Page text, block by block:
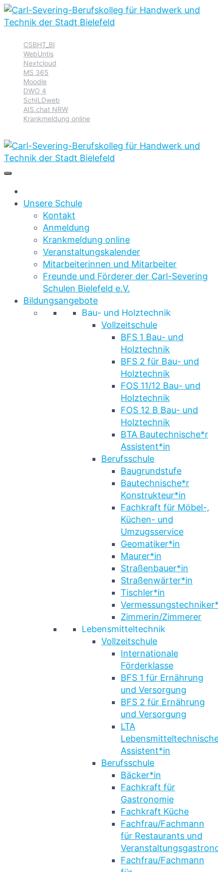
Hauptnavigation
springen
Inhalt
springen
Footer
springen
CSBHT_BI
WebUntis
Nextcloud
MS 365
Moodle
DWO 4
SchILDweb
AIS.chat NRW
Krankmeldung online
Unsere Schule
Kontakt
Anmeldung
Krankmeldung online
Veranstaltungskalender
Mitarbeiterinnen und Mitarbeiter
Freunde und Förderer der Carl-Severing
Schulen Bielefeld e.V.
Bildungsangebote
Bau- und Holztechnik
Vollzeitschule
BFS 1 Bau- und
Holztechnik
BFS 2 für Bau- und
Holztechnik
FOS 11/12 Bau- und
Holztechnik
FOS 12 B Bau- und
Holztechnik
BTA Bautechnische*r
Assistent*in
Berufsschule
Baugrundstufe
Bautechnische*r
Konstrukteur*in
Fachkraft für Möbel-,
Küchen- und
Umzugsservice
Geomatiker*in
Maurer*in
Straßenbauer*in
Straßenwärter*in
Tischler*in
Zimmerin/Zimmerer
Lebensmitteltechnik
Vollzeitschule
Internationale
Förderklasse
BFS 1 für Ernährung
und Versorgung
BFS 2 für Ernährung
und Versorgung
LTA
Assistent*in
Berufsschule
Bäcker*in
Fachkraft für
Gastronomie
Fachkraft Küche
Fachfrau/Fachmann
für Restaurants und
Fachfrau/Fachmann